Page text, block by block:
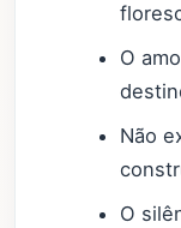
O
Não
O